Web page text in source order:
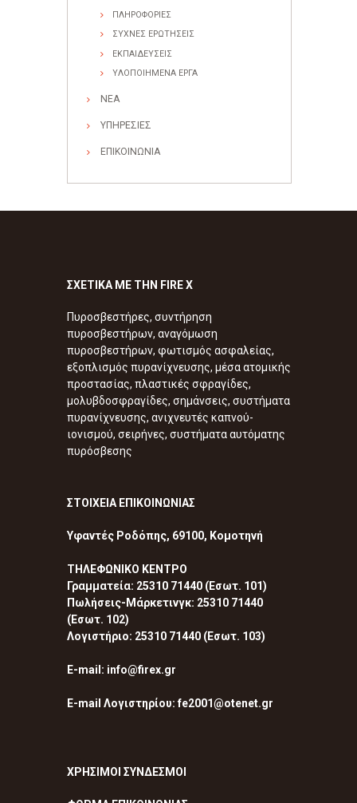
ΠΛΗΡΟΦΟΡΙΕΣ
ΣΥΧΝΕΣ ΕΡΩΤΗΣΕΙΣ
ΕΚΠΑΙΔΕΥΣΕΙΣ
ΥΛΟΠΟΙΗΜΕΝΑ ΕΡΓΑ
ΝΕΑ
ΥΠΗΡΕΣΙΕΣ
ΕΠΙΚΟΙΝΩΝΙΑ
ΣΧΕΤΙΚΑ ΜΕ ΤΗΝ FIRE X
Πυροσβεστήρες, συντήρηση
πυροσβεστήρων, αναγόμωση
πυροσβεστήρων, φωτισμός ασφαλείας,
εξοπλισμός πυρανίχνευσης, μέσα ατομικής
προστασίας, πλαστικές σφραγίδες,
μολυβδοσφραγίδες, σημάνσεις, συστήματα
πυρανίχνευσης, ανιχνευτές καπνού-
ιονισμού, σειρήνες, συστήματα αυτόματης
πυρόσβεσης
ΣΤΟΙΧΕΙΑ ΕΠΙΚΟΙΝΩΝΙΑΣ
Υφαντές Ροδόπης, 69100, Κομοτηνή
ΤΗΛΕΦΩΝΙΚΟ ΚΕΝΤΡΟ
Γραμματεία: 25310 71440 (Εσωτ. 101)
Πωλήσεις-Μάρκετινγκ: 25310 71440
(Εσωτ. 102)
Λογιστήριο: 25310 71440 (Εσωτ. 103)
E-mail: info@firex.gr
E-mail Λογιστηρίου: fe2001@otenet.gr
ΧΡΗΣΙΜΟΙ ΣΥΝΔΕΣΜΟΙ